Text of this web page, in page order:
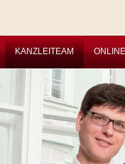
KANZLEITEAM ONLINE